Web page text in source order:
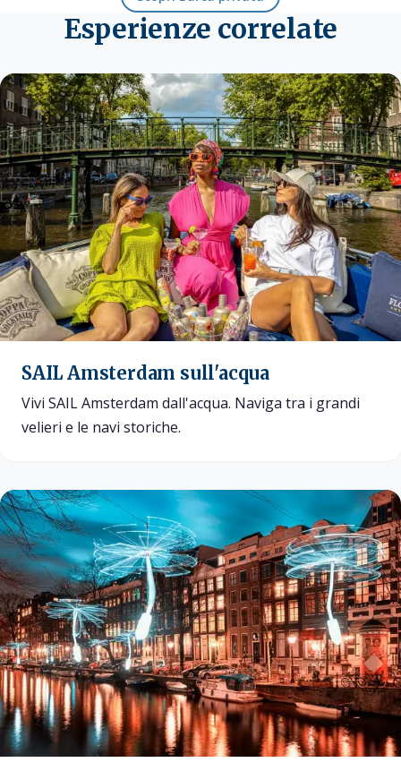
Esperienze correlate
SAIL Amsterdam sull'acqua
Vivi SAIL Amsterdam dall'acqua. Naviga tra i grandi
velieri e le navi storiche.